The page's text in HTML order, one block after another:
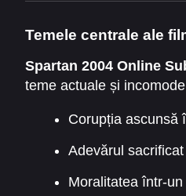
Temele centrale ale
Spartan 2004 Online
teme actuale și
Corupția ascunsă
Adevărul
Moralitatea într-